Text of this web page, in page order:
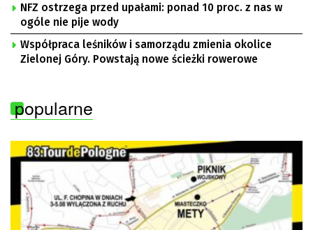
NFZ ostrzega przed upałami: ponad 10 proc. z nas w
ogóle nie pije wody
Współpraca leśników i samorządu zmienia okolice
Zielonej Góry. Powstają nowe ścieżki rowerowe
popularne